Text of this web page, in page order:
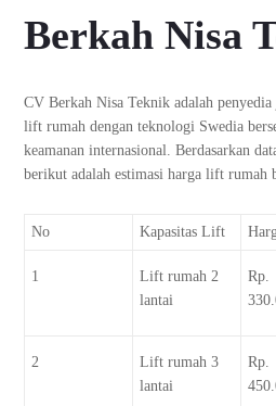
Berkah Nisa
CV Berkah Nisa Teknik adalah penyedia
lift rumah dengan teknologi Swedia
keamanan internasional. Berdasarkan
berikut adalah estimasi harga lift rumah
No Kapasitas Lift
1
Lift rumah 2
lantai
Rp.
2
Lift rumah 3
lantai
Rp.